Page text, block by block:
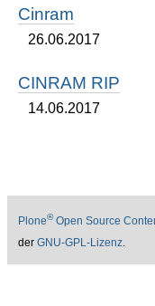
Cinram
26.06.2017
CINRAM RIP
14.06.2017
Plone®Open Source
der GNU-GPL-Lizenz.